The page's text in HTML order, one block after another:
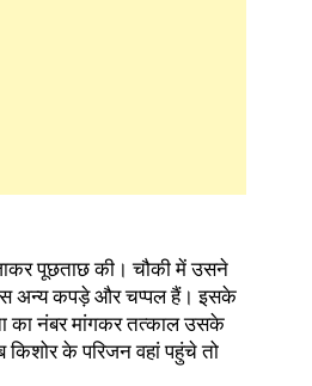
पूछताछ की। चौकी में उसने
अन्य कपड़े और चप्पल हैं। इसके
का नंबर मांगकर तत्काल उसके
के परिजन वहां पहुंचे तो